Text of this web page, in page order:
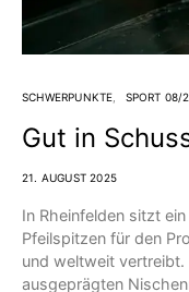
SCHWERPUNKTE SPORT 08/
Gut in
21. AUGUST 2025
In Rheinfelden sitzt
Pfeilspitzen für den
und weltweit vertreibt.
ausgeprägten